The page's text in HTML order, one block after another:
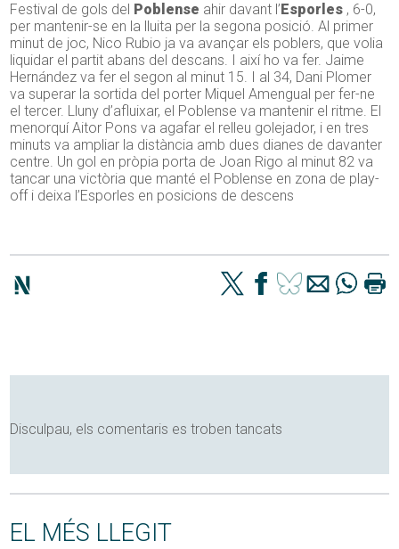
Festival de gols del Poblense ahir davant l’ Esporles , 6-0,
per mantenir-se en la lluita per la segona posició. Al primer
minut de joc, Nico Rubio ja va avançar els poblers, que volia
liquidar el partit abans del descans. I així ho va fer. Jaime
Hernández va fer el segon al minut 15. I al 34, Dani Plomer
va superar la sortida del porter Miquel Amengual per fer-ne
el tercer. Lluny d’afluixar, el Poblense va mantenir el ritme. El
menorquí Aitor Pons va agafar el relleu golejador, i en tres
minuts va ampliar la distància amb dues dianes de davanter
centre. Un gol en pròpia porta de Joan Rigo al minut 82 va
tancar una victòria que manté el Poblense en zona de play-
off i deixa l’Esporles en posicions de descens
Disculpau, els comentaris es troben tancats
EL MÉS LLEGIT